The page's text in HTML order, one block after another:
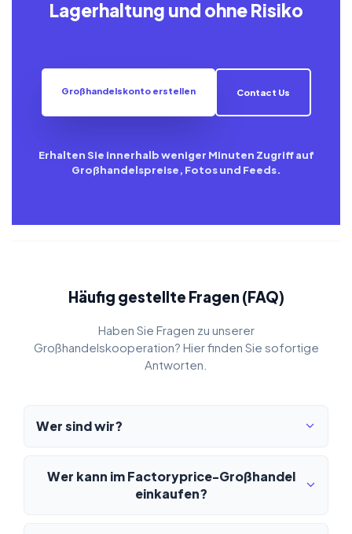
Lagerhaltung und ohne Risiko
Großhandelskonto erstellen Contact Us
Erhalten Sie innerhalb weniger Minuten Zugriff auf
Großhandelspreise, Fotos und Feeds.
Häufig gestellte Fragen (FAQ)
Haben Sie Fragen zu unserer
Großhandelskooperation? Hier finden Sie sofortige
Antworten.
Wer sind wir?
Wer kann im Factoryprice-Großhandel
einkaufen?